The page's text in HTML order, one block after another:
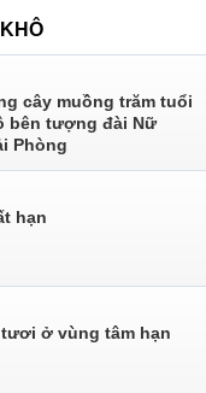
cây muồng trăm tuổi
bên tượng đài Nữ
Phòng
hạn
ở vùng tâm hạn